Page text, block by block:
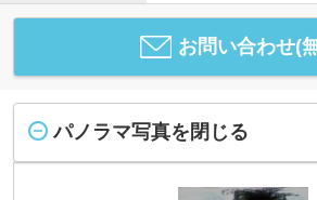
お問い合わせ(
パノラマ写真を閉じる